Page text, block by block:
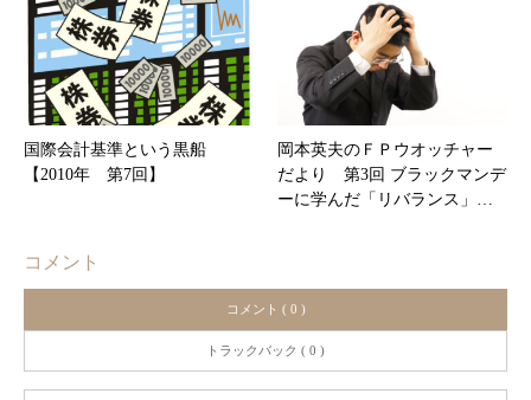
国際会計基準という黒船
【2010年 第7回】
岡本英夫のＦＰウオッチャー
だより 第3回 ブラックマンデ
ーに学んだ「リバランス」…
コメント
コメント ( 0 )
トラックバック ( 0 )